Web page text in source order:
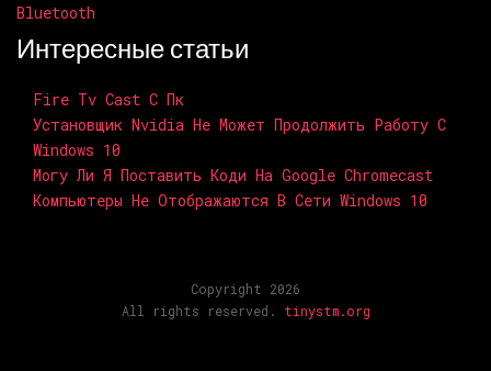
Bluetooth
Интересные статьи
Fire Tv Cast С Пк
Установщик Nvidia Не Может Продолжить Работу С
Windows 10
Могу Ли Я Поставить Коди На Google Chromecast
Компьютеры Не Отображаются В Сети Windows 10
Copyright 2026
All rights reserved. tinystm.org